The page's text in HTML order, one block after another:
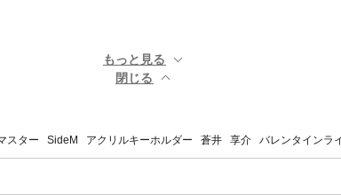
もっと見る ▼
閉じる ▲
スター SideM アクリルキーホルダー 蒼井 享介 バレンタインラ